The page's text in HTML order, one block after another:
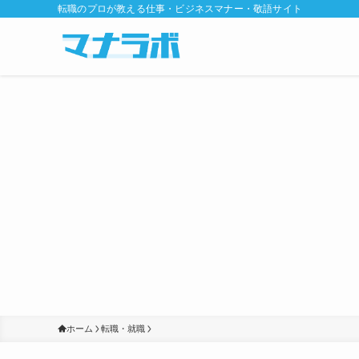
転職のプロが教える仕事・ビジネスマナー・敬語サイト
ホーム 転職・就職